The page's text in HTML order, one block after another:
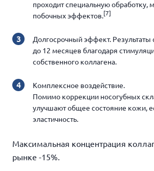
проходит специальную обработку,
побочных эффектов.[7]
Долгосрочный эффект. Результаты
до 12 месяцев благодаря
собственного коллагена.
Комплексное воздействие.
Помимо коррекции носогубных
улучшают общее состояние кожи,
эластичность.
Максимальная концентрация
рынке -15%.